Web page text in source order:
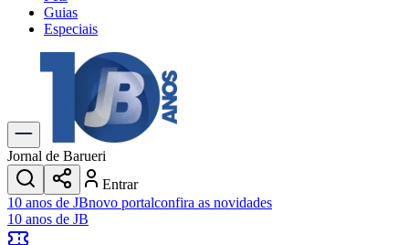
Guias
Especiais
Explore Tudo
Últimas Notícias
Previsão do Tempo
Trânsito e Rotas
Dia a Dia & Lazer
Transportes
Gastronomia
Cinema & Shows
JogosNovo
Jornal de Barueri
Entrar
10 anos de JBnovo portalconfira as novidades
10 anos de JB